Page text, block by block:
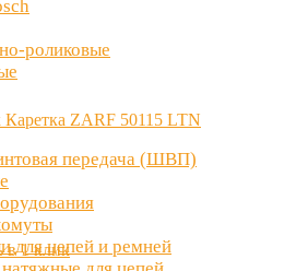
роликовые
передача (ШВП)
для цепей и ремней
ZARF 50115 LTN
в 1 клик